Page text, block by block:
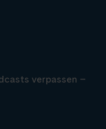
verpassen –